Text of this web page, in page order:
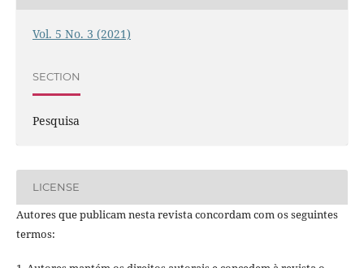
Vol. 5 No. 3 (2021)
SECTION
Pesquisa
LICENSE
Autores que publicam nesta revista concordam com os seguintes
termos: